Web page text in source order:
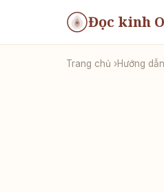
Đọc kinh
Trang chủ Hướng dẫn